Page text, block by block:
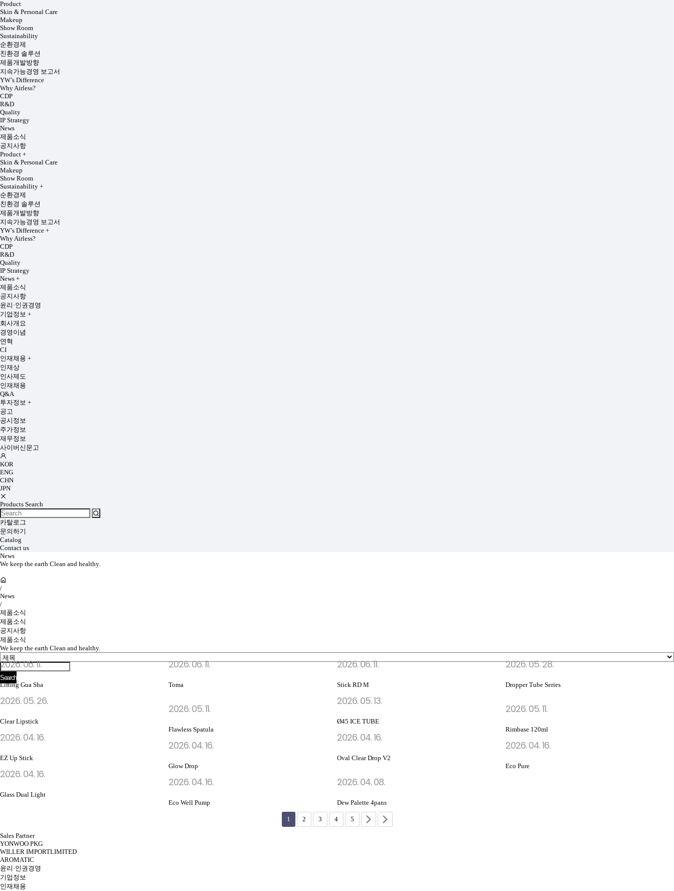
Product
Skin & Personal Care
Makeup
Show Room
Sustainability
순환경제
친환경 솔루션
제품개발방향
지속가능경영 보고서
YW’s Difference
Why Airless?
CDP
R&D
Quality
IP Strategy
News
제품소식
공지사항
Product +
Skin & Personal Care
Makeup
Show Room
Sustainability +
순환경제
친환경 솔루션
제품개발방향
지속가능경영 보고서
YW’s Difference +
Why Airless?
CDP
R&D
Quality
IP Strategy
News +
제품소식
공지사항
윤리·인권경영
기업정보 +
회사개요
경영이념
연혁
CI
인재채용 +
인재상
인사제도
인재채용
Q&A
투자정보 +
공고
공시정보
주가정보
재무정보
사이버신문고
KOR
ENG
CHN
JPN
Products Search
카탈로그
문의하기
Catalog
Contact us
News
We keep the earth Clean and healthy.
/
News
/
제품소식
제품소식
공지사항
제품소식
We keep the earth Clean and healthy.
2026. 06. 11.
Lifting Gua Sha
2026. 06. 11.
Toma
2026. 06. 11.
Stick RD M
2026. 05. 28.
Dropper Tube Series
2026. 05. 26.
Clear Lipstick
2026. 05. 13.
Ø45 ICE TUBE
2026. 05. 11.
Flawless Spatula
2026. 05. 11.
Rimbase 120ml
2026. 04. 16.
EZ Up Stick
2026. 04. 16.
Oval Clear Drop V2
2026. 04. 16.
Glow Drop
2026. 04. 16.
Eco Pure
2026. 04. 16.
Glass Dual Light
2026. 04. 16.
Eco Well Pump
2026. 04. 08.
Dew Palette 4pans
1 2 3 4 5
Sales Partner
YONWOO PKG
WILLER IMPORTLIMITED
AROMATIC
윤리·인권경영
기업정보
인재채용